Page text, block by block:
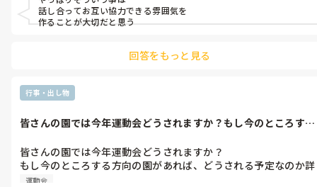
私って変ですか？皆さんの意見聞かせて下さい。
話し合ってお互い協力できる雰囲気を
作ることが大切だと思う
回答をもっと見る
行事・出し物
皆さんの園では今年運動会どうされますか？もし今のところする
皆さんの園では今年運動会どうされますか？
もし今のところする方向の園があれば、どうされる予定なのか詳
しく教えて欲しいです。
運動会